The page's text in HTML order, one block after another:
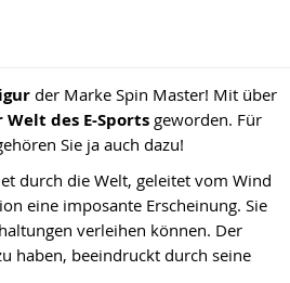
der Marke Spin Master! Mit über
des E-Sports geworden. Für
Sie ja auch dazu!
durch die Welt, geleitet vom Wind
eine imposante Erscheinung. Sie
verleihen können. Der
haben, beeindruckt durch seine